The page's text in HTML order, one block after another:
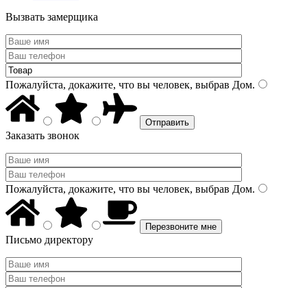
Вызвать замерщика
Пожалуйста, докажите, что вы человек, выбрав Дом.
Заказать звонок
Пожалуйста, докажите, что вы человек, выбрав Дом.
Письмо директору